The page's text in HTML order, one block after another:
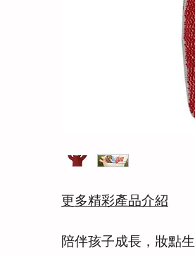
更多精彩產品介紹
陪伴孩子成長，妝點